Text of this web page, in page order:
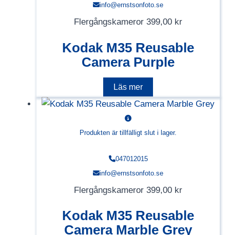
info@ernstsonfoto.se
Flergångskameror 399,00 kr
Kodak M35 Reusable
Camera Purple
Läs mer
Produkten är tillfälligt slut i lager.
047012015
info@ernstsonfoto.se
Flergångskameror 399,00 kr
Kodak M35 Reusable
Camera Marble Grey